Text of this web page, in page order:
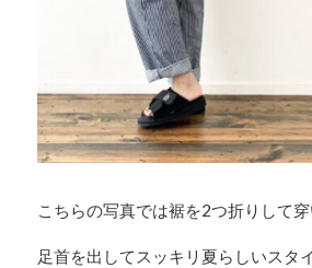
こちらの写真では裾を2つ折りして穿
足首を出してスッキリ夏らしいスタ